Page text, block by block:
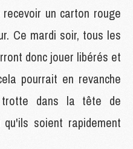
un carton rouge
Ce mardi soir, tous les
donc jouer libérés et
pourrait en revanche
trotte dans la tête de
soient rapidement